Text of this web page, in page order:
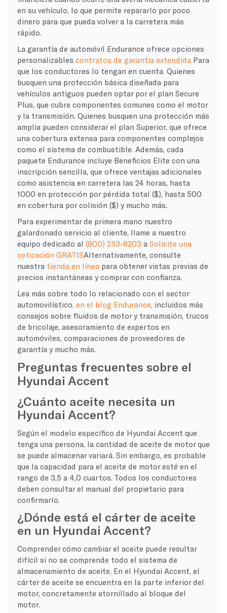
en su vehículo, lo que permite repararlo por poco
dinero para que pueda volver a la carretera más
rápido.
La garantía de automóvil Endurance ofrece opciones
personalizables contratos de garantía extendidaPara
que los conductores lo tengan en cuenta. Quienes
busquen una protección básica diseñada para
vehículos antiguos pueden optar por el plan Secure
Plus, que cubre componentes comunes como el motor
y la transmisión. Quienes busquen una protección más
amplia pueden considerar el plan Superior, que ofrece
una cobertura extensa para componentes complejos
como el sistema de combustible. Además, cada
paquete Endurance incluye Beneficios Elite con una
inscripción sencilla, que ofrece ventajas adicionales
como asistencia en carretera las 24 horas, hasta
1000 en protección por pérdida total ($), hasta 500
en cobertura por colisión ($) y mucho más.
Para experimentar de primera mano nuestro
galardonado servicio al cliente, llame a nuestro
equipo dedicado al (800) 253-8203 a Solicite una
cotización GRATISAlternativamente, consulte
nuestra tienda en líneapara obtener vistas previas de
precios instantáneas y comprar con confianza.
Lea más sobre todo lo relacionado con el sector
automovilístico. en el blog Endurance, incluidos más
consejos sobre fluidos de motor y transmisión, trucos
de bricolaje, asesoramiento de expertos en
automóviles, comparaciones de proveedores de
garantía y mucho más.
Preguntas frecuentes sobre el
Hyundai Accent
¿Cuánto aceite necesita un
Hyundai Accent?
Según el modelo específico de Hyundai Accent que
tenga una persona, la cantidad de aceite de motor que
se puede almacenar variará. Sin embargo, es probable
que la capacidad para el aceite de motor esté en el
rango de 3,5 a 4,0 cuartos. Todos los conductores
deben consultar el manual del propietario para
confirmarlo.
¿Dónde está el cárter de aceite
en un Hyundai Accent?
Comprender cómo cambiar el aceite puede resultar
difícil si no se comprende todo el sistema de
almacenamiento de aceite. En el Hyundai Accent, el
cárter de aceite se encuentra en la parte inferior del
motor, concretamente atornillado al bloque del
motor.